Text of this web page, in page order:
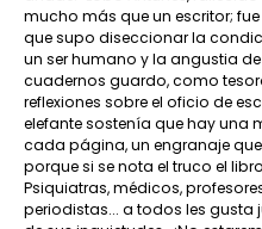
mucho más que un escritor;
que supo diseccionar la
un ser humano y la angustia de
cuadernos guardo, como
reflexiones sobre el oficio de
elefante sostenía que hay una
cada página, un engranaje
porque si se nota el truco el
Psiquiatras, médicos,
periodistas... a todos les